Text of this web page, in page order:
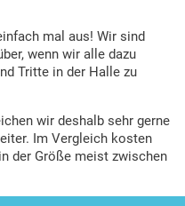
mal aus! Wir sind
wenn wir alle dazu
Tritte in der Halle zu
wir deshalb sehr gerne
Im Vergleich kosten
der Größe meist zwischen